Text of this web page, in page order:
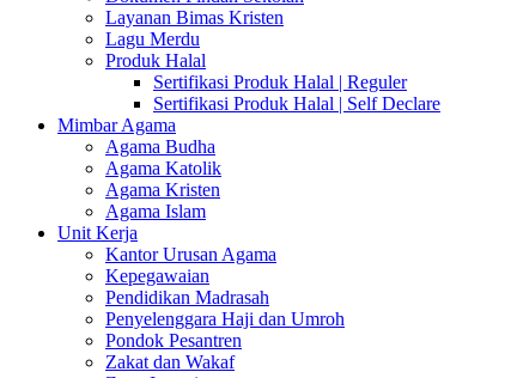
Layanan Bimas Kristen
Lagu Merdu
Produk Halal
Sertifikasi Produk Halal | Reguler
Sertifikasi Produk Halal | Self Declare
Mimbar Agama
Agama Budha
Agama Katolik
Agama Kristen
Agama Islam
Unit Kerja
Kantor Urusan Agama
Kepegawaian
Pendidikan Madrasah
Penyelenggara Haji dan Umroh
Pondok Pesantren
Zakat dan Wakaf